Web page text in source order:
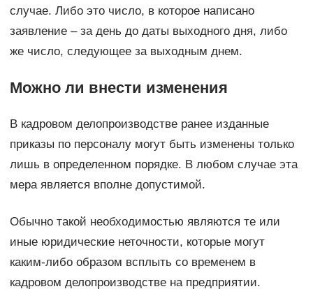
случае. Либо это число, в которое написано
заявление – за день до даты выходного дня, либо
же число, следующее за выходным днем.
Можно ли внести изменения
В кадровом делопроизводстве ранее изданные
приказы по персоналу могут быть изменены только
лишь в определенном порядке. В любом случае эта
мера является вполне допустимой.
Обычно такой необходимостью являются те или
иные юридические неточности, которые могут
каким-либо образом всплыть со временем в
кадровом делопроизводстве на предприятии.